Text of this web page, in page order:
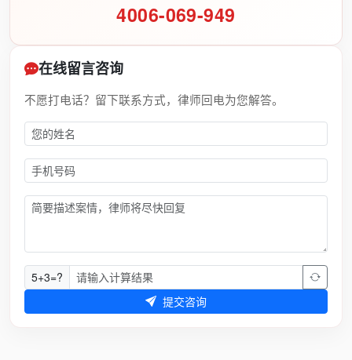
4006-069-949
在线留言咨询
不愿打电话？留下联系方式，律师回电为您解答。
5+3=?
提交咨询